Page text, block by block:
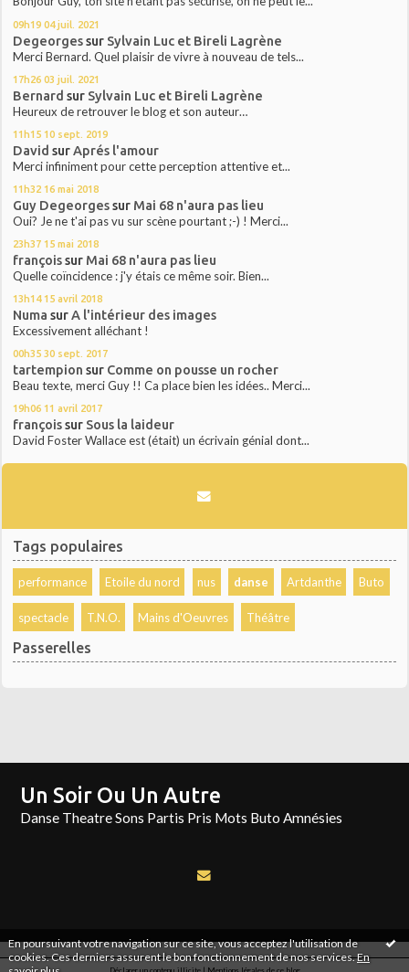
En poursuivant votre navigation sur ce site, vous acceptez l'utilisation de
cookies. Ces derniers assurent le bon fonctionnement de nos services.En
09h19 04 juil. 2021
Degeorgessur Sylvain Luc et Bireli Lagrène
Merci Bernard. Quel plaisir de vivre à nouveau de tels...
17h26 03 juil. 2021
Bernard sur Sylvain Luc et Bireli Lagrène
Heureux de retrouver le blog et son auteur…
11h15 10 sept. 2019
David surAprés l'amour
Merci infiniment pour cette perception attentive et...
11h32 16 mai 2018
Guy Degeorgessur Mai 68 n'aura pas lieu
Oui? Je ne t'ai pas vu sur scène pourtant ;-) ! Merci...
23h37 15 mai 2018
françoissur Mai 68 n'aura pas lieu
Quelle coïncidence : j'y étais ce même soir. Bien...
13h14 15 avril 2018
Numa surA l'intérieur des images
Excessivement alléchant !
00h35 30 sept. 2017
tartempion sur Comme on pousse un rocher
Beau texte, merci Guy !! Ca place bien les idées.. Merci...
19h06 11 avril 2017
françoissur Sous la laideur
David Foster Wallace est (était) un écrivain génial dont...
Tags populaires
performance Etoile du nord nus danse Artdanthe Buto
spectacle T.N.O. Mains d'Oeuvres Théâtre
Passerelles
Un Soir Ou Un Autre
Danse Theatre Sons Partis Pris Mots Buto Amnésies
Déclarer un contenu illicite| Mentions légales de ce blog